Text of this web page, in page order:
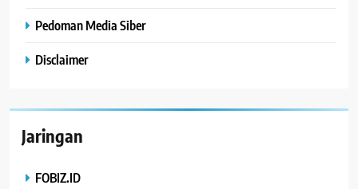
Pedoman Media Siber
Disclaimer
Jaringan
FOBIZ.ID